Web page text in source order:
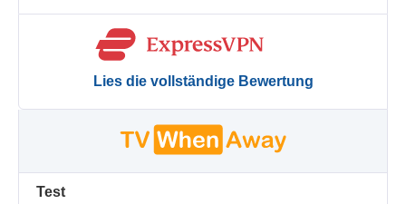
Lies die vollständige Bewertung
Test